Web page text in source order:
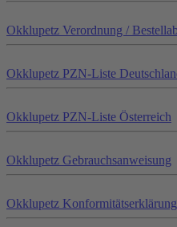
Okklupetz Verordnung /
Okklupetz PZN-Liste
Okklupetz PZN-Liste Österreich
Okklupetz Gebrauchsanweisung
Okklupetz